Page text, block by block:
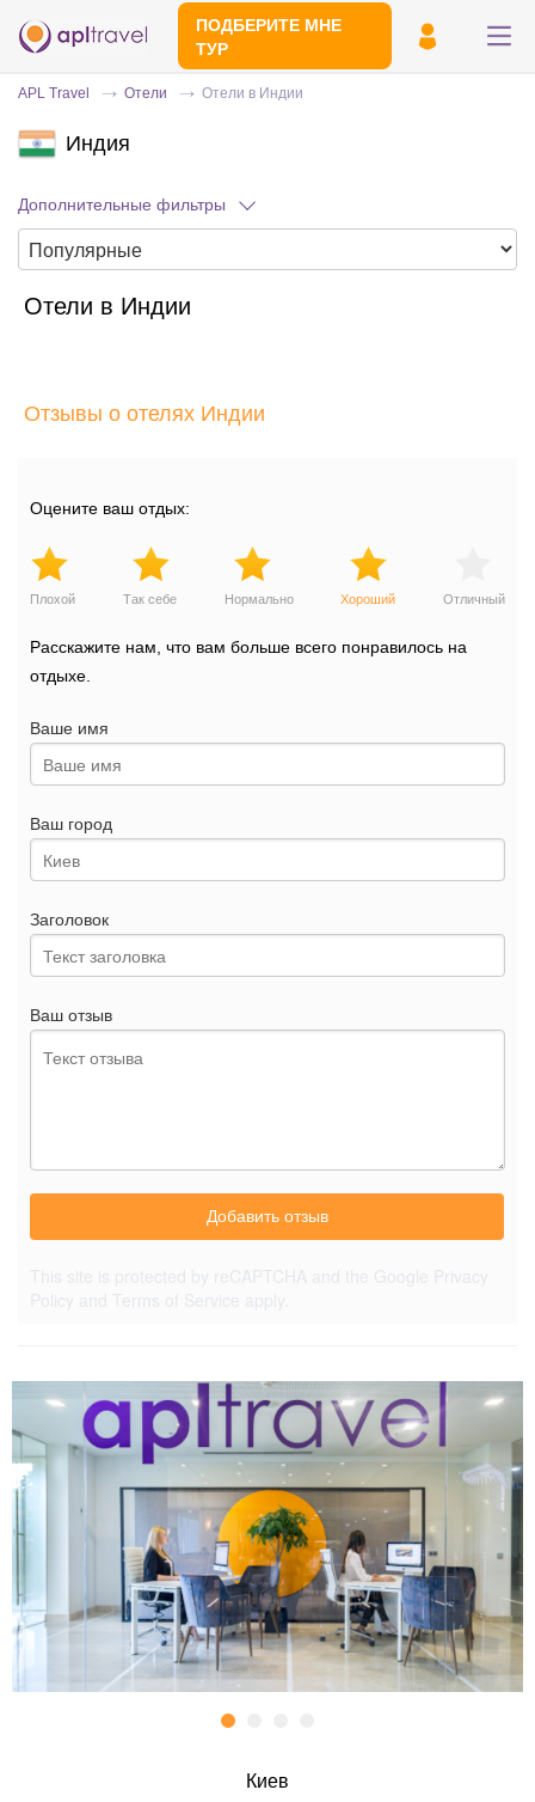
ПОДБЕРИТЕ МНЕ
ТУР
минут
APL Travel Отели Отели в Индии
Индия
Дополнительные фильтры
Отели в Индии
Отзывы о отелях Индии
Оцените ваш отдых:
Плохой Так себе Нормально Хороший Отличный
Расскажите нам, что вам больше всего понравилось на
отдыхе.
Ваше имя
Ваш город
Заголовок
Ваш отзыв
Добавить отзыв
Киев